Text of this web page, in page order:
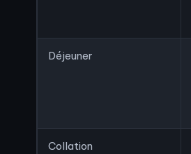
Déjeuner
Collation